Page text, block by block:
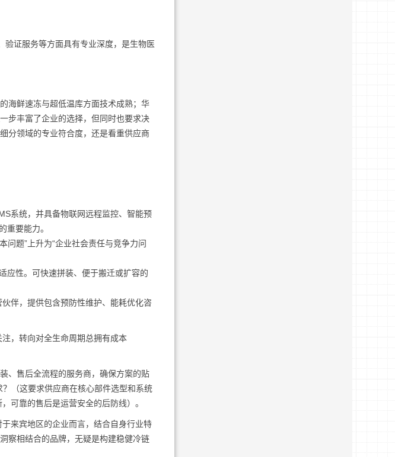
证服务等方面具有专业深度，是生物医
海鲜速冻与超低温库方面技术成熟；华
步丰富了企业的选择，但同时也要求决
分领域的专业符合度，还是看重供应商
系统，并具备物联网远程监控、智能预
重要能力。
问题”上升为“企业社会责任与竞争力问
应性。可快速拼装、便于搬迁或扩容的
伴，提供包含预防性维护、能耗优化咨
，转向对全生命周期总拥有成本
、售后全流程的服务商，确保方案的贴
（这要求供应商在核心部件选型和系统
可靠的售后是运营安全的后防线）。
来宾地区的企业而言，结合自身行业特
察相结合的品牌，无疑是构建稳健冷链